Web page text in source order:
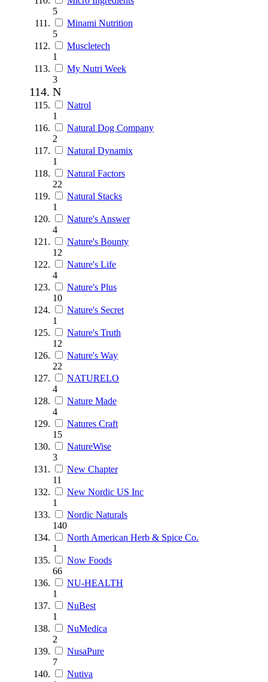
5
Minami Nutrition
5
Muscletech
1
My Nutri Week
3
N
Natrol
1
Natural Dog Company
2
Natural Dynamix
1
Natural Factors
22
Natural Stacks
1
Nature's Answer
4
Nature's Bounty
12
Nature's Life
4
Nature's Plus
10
Nature's Secret
1
Nature's Truth
12
Nature's Way
22
NATURELO
4
Nature Made
4
Natures Craft
15
NatureWise
3
New Chapter
11
New Nordic US Inc
1
Nordic Naturals
140
North American Herb & Spice Co.
1
Now Foods
66
NU-HEALTH
1
NuBest
1
NuMedica
2
NusaPure
7
Nutiva